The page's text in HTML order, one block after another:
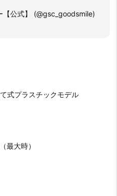
公式】 (@gsc_goodsmile)
式プラスチックモデル
最大時）